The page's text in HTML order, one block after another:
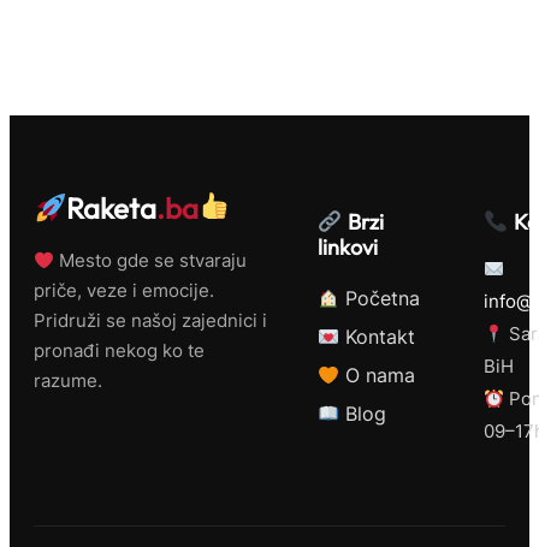
Raketa.ba
Mesto gde se stvaraju
priče, veze i emocije.
Pridruži se našoj zajednici i
pronađi nekog ko te
razume.
Brzi
linkovi
Početna
Kontakt
O nama
Blog
BiH